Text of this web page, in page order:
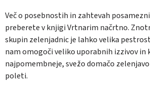
Več o posebnostih in zahtevah
preberete v knjigi Vrtnarim načrtno.
skupin zelenjadnic je lahko velika
nam omogoči veliko uporabnih izzivov in
najpomembneje, svežo domačo
poleti.